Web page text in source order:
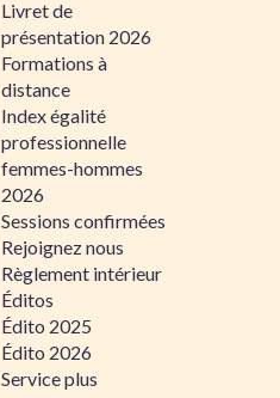
Livret de
présentation 2026
Formations à
distance
Index égalité
professionnelle
femmes-hommes
2026
Sessions confirmées
Rejoignez nous
Règlement intérieur
Éditos
Édito 2025
Édito 2026
Service plus